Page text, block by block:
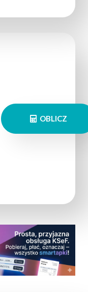
OBLICZ